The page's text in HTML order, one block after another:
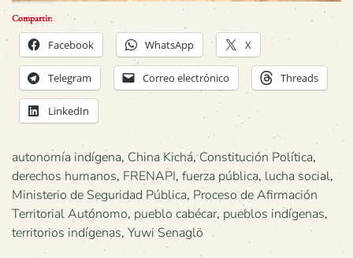
Compartir:
Facebook WhatsApp X
Telegram Correo electrónico Threads
LinkedIn
autonomía indígena, China Kichá,Constitución Política,
derechos humanos, FRENAPI, fuerza pública, lucha social,
Ministerio de Seguridad Pública, Proceso de Afirmación
Territorial Autónomo, pueblo cabécar, pueblos indígenas,
territorios indígenas, Yuwi Senaglö